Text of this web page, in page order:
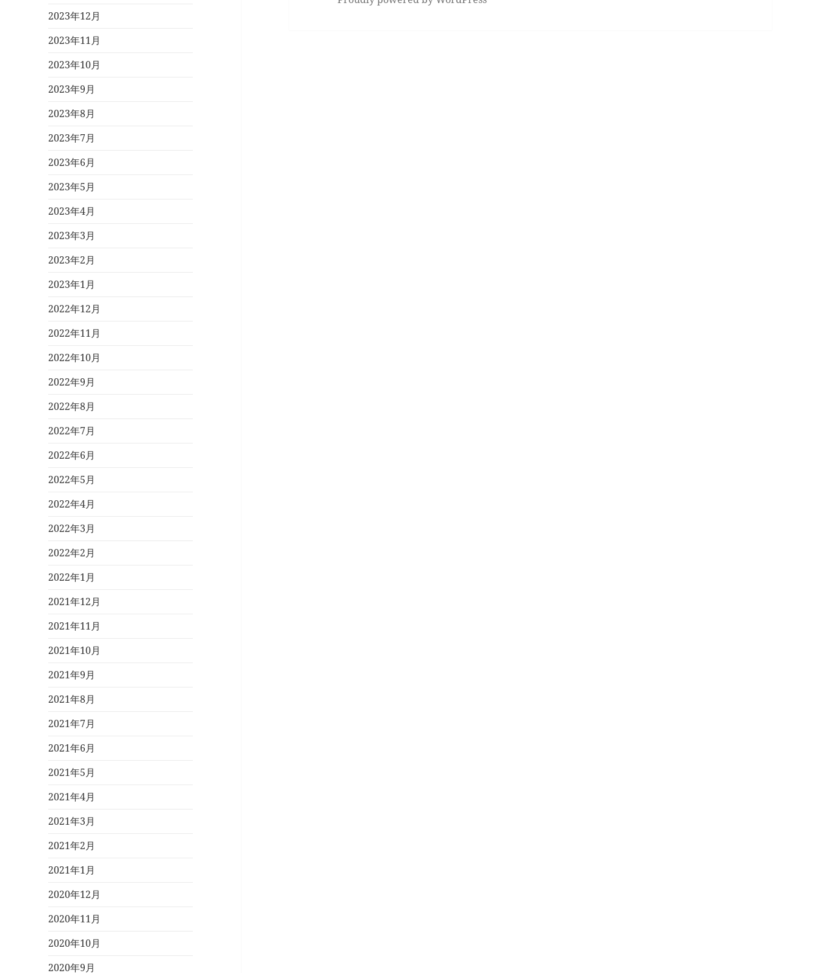
2023年12月
2023年11月
2023年10月
2023年9月
2023年8月
2023年7月
2023年6月
2023年5月
2023年4月
2023年3月
2023年2月
2023年1月
2022年12月
2022年11月
2022年10月
2022年9月
2022年8月
2022年7月
2022年6月
2022年5月
2022年4月
2022年3月
2022年2月
2022年1月
2021年12月
2021年11月
2021年10月
2021年9月
2021年8月
2021年7月
2021年6月
2021年5月
2021年4月
2021年3月
2021年2月
2021年1月
2020年12月
2020年11月
2020年10月
2020年9月